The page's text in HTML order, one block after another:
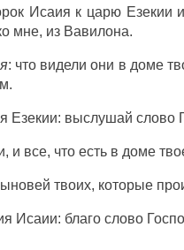
Исаия к царю Езекии
мне, из Вавилона.
: что видели они в доме
Езекии: выслушай слово
, и все, что есть в доме
твоих, которые
Исаии: благо слово